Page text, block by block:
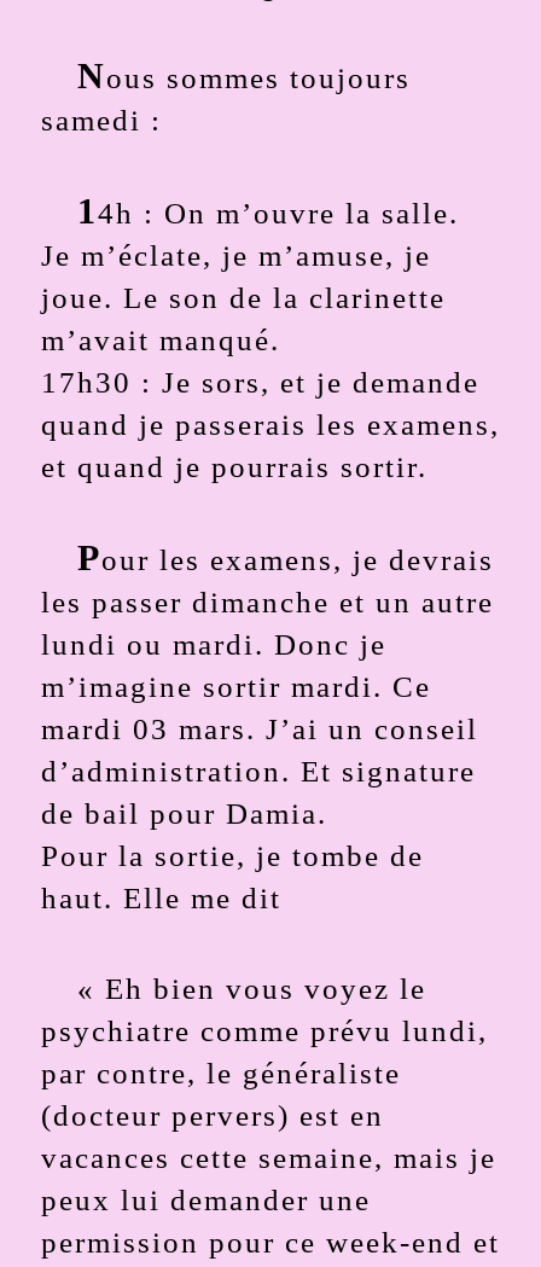
Nous sommes toujours
samedi :
14h : On m’ouvre la salle.
Je m’éclate, je m’amuse, je
joue. Le son de la clarinette
m’avait manqué.
17h30 : Je sors, et je demande
quand je passerais les examens,
et quand je pourrais sortir.
Pour les examens, je devrais
les passer dimanche et un autre
lundi ou mardi. Donc je
m’imagine sortir mardi. Ce
mardi 03 mars. J’ai un conseil
d’administration. Et signature
de bail pour Damia.
Pour la sortie, je tombe de
haut. Elle me dit
« Eh bien vous voyez le
psychiatre comme prévu lundi,
par contre, le généraliste
(docteur pervers) est en
vacances cette semaine, mais je
peux lui demander une
permission pour ce week-end et